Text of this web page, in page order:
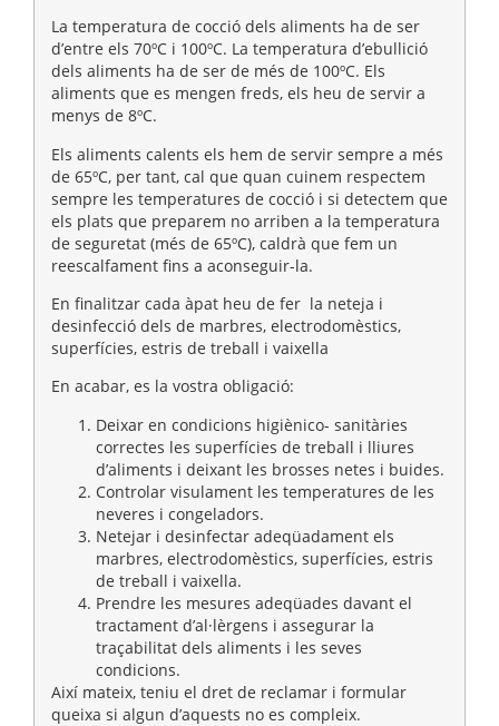
La temperatura de cocció dels aliments ha de ser
d’entre els 70ºC i 100ºC. La temperatura d’ebullició
dels aliments ha de ser de més de 100ºC. Els
aliments que es mengen freds, els heu de servir a
menys de 8ºC.
Els aliments calents els hem de servir sempre a més
de 65ºC, per tant, cal que quan cuinem respectem
sempre les temperatures de cocció i si detectem que
els plats que preparem no arriben a la temperatura
de seguretat (més de 65ºC), caldrà que fem un
reescalfament fins a aconseguir-la.
En finalitzar cada àpat heu de fer la neteja i
desinfecció dels de marbres, electrodomèstics,
superfícies, estris de treball i vaixella
En acabar, es la vostra obligació:
Deixar en condicions higiènico- sanitàries
correctes les superfícies de treball i lliures
d’aliments i deixant les brosses netes i buides.
Controlar visulament les temperatures de les
neveres i congeladors.
Netejar i desinfectar adeqüadament els
marbres, electrodomèstics, superfícies, estris
de treball i vaixella.
Prendre les mesures adeqüades davant el
tractament d’al·lèrgens i assegurar la
traçabilitat dels aliments i les seves
condicions.
Així mateix, teniu el dret de reclamar i formular
queixa si algun d’aquests no es compleix.